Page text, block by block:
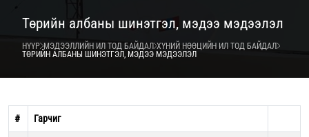
Төрийн албаны шинэтгэл, мэдээ мэдээлэл
НҮҮР МЭДЭЭЛЛИЙН ИЛ ТОД БАЙДАЛ ХҮНИЙ НӨӨЦИЙН ИЛ ТОД БАЙДАЛ
ТӨРИЙН АЛБАНЫ ШИНЭТГЭЛ, МЭДЭЭ МЭДЭЭЛЭЛ
# Гарчиг